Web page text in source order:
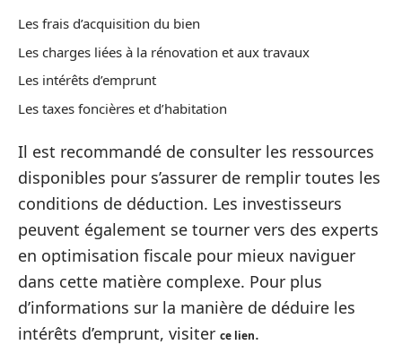
Les frais d’acquisition du bien
Les charges liées à la rénovation et aux travaux
Les intérêts d’emprunt
Les taxes foncières et d’habitation
Il est recommandé de consulter les ressources
disponibles pour s’assurer de remplir toutes les
conditions de déduction. Les investisseurs
peuvent également se tourner vers des experts
en optimisation fiscale pour mieux naviguer
dans cette matière complexe. Pour plus
d’informations sur la manière de déduire les
intérêts d’emprunt, visiter ce lien.